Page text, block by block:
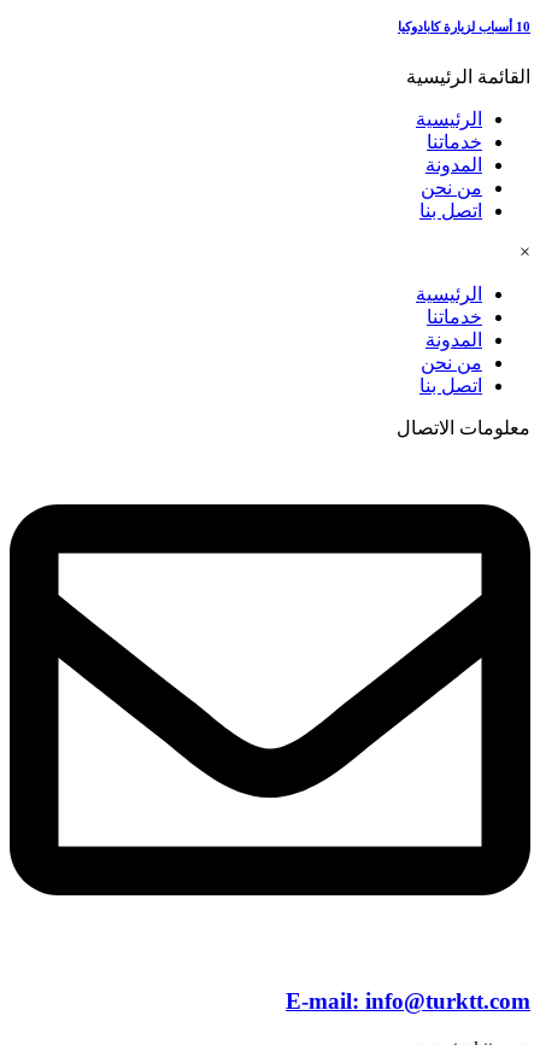
10 أسباب لزيارة كابادوكيا
القائمة الرئيسية
الرئيسية
خدماتنا
المدونة
من نحن
اتصل بنا
×
الرئيسية
خدماتنا
المدونة
من نحن
اتصل بنا
معلومات الاتصال
E-mail: info@turktt.com